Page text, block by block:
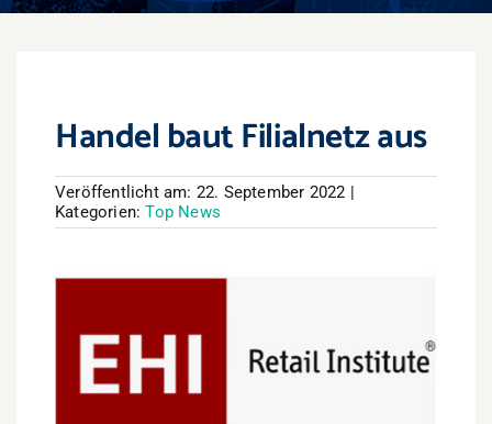
Handel baut Filialnetz aus
Veröffentlicht am: 22. September 2022 |
Kategorien:Top News